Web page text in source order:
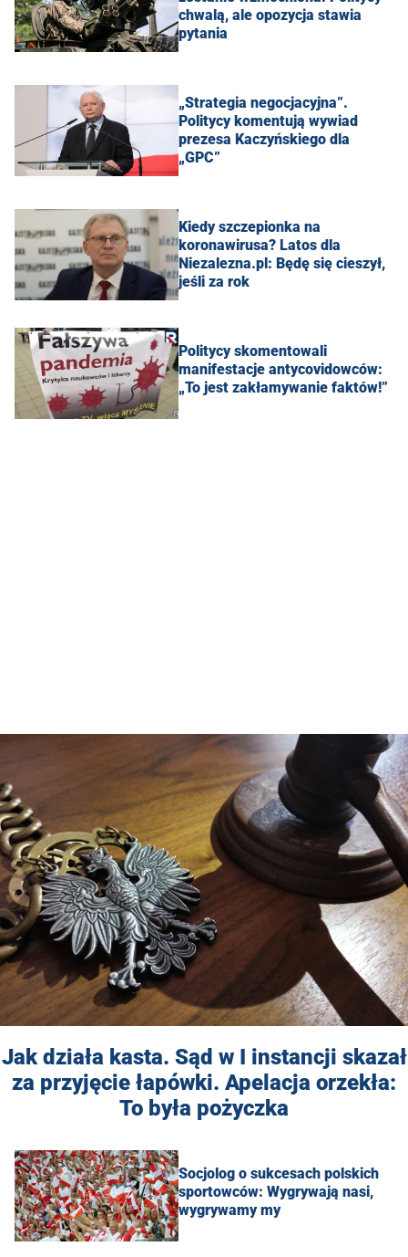
chwalą, ale opozycja stawia
pytania
„Strategia negocjacyjna”.
Politycy komentują wywiad
prezesa Kaczyńskiego dla
„GPC”
Kiedy szczepionka na
koronawirusa? Latos dla
Niezalezna.pl: Będę się cieszył,
jeśli za rok
Politycy skomentowali
manifestacje antycovidowców:
„To jest zakłamywanie faktów!”
Jak działa kasta. Sąd w I instancji skazał
za przyjęcie łapówki. Apelacja orzekła:
To była pożyczka
Socjolog o sukcesach polskich
sportowców: Wygrywają nasi,
wygrywamy my